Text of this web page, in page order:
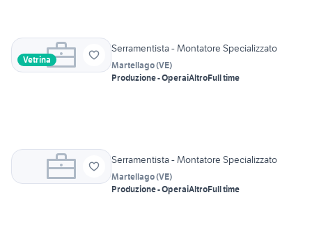
Vetrina
Serramentista - Montatore Specializzato
Martellago(VE)
Produzione - OperaiAltroFull time
Serramentista - Montatore Specializzato
Martellago(VE)
Produzione - OperaiAltroFull time